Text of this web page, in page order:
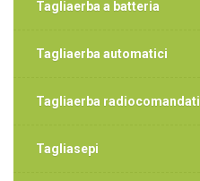
Tagliaerba a batteria
Tagliaerba automatici
Tagliaerba radiocomandati
Tagliasepi